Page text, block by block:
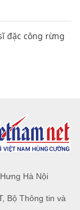
đặc công rừng
Hà Nội
Bộ Thông tin và